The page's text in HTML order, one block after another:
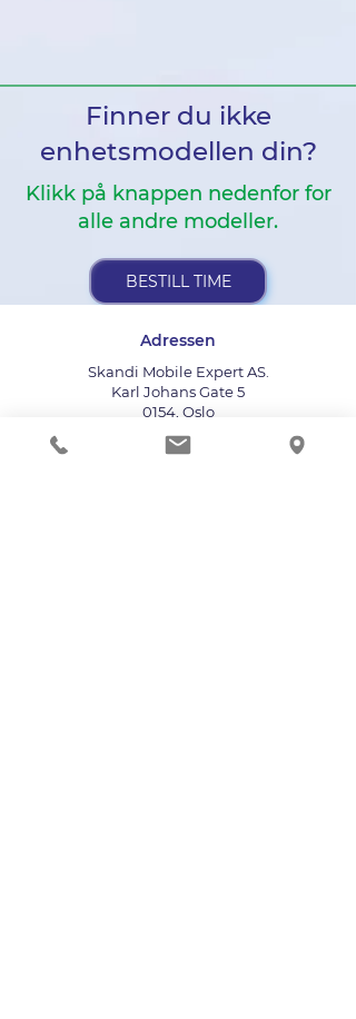
Finner du ikke
enhetsmodellen din?
Klikk på knappen nedenfor for
alle andre modeller.
BESTILL TIME
Adressen
Skandi Mobile Expert AS.
Karl Johans Gate 5
0154, Oslo
Thon Flex bygningen
Ringeklokken : 412